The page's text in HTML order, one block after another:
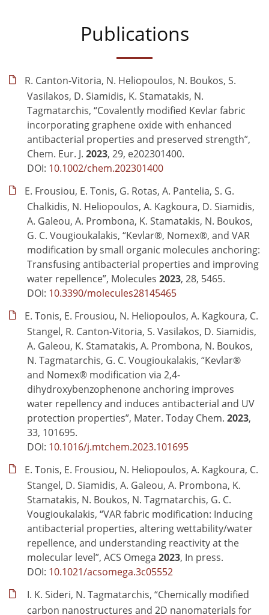
Publications
R. Canton-Vitoria, N. Heliopoulos, N. Boukos, S.
Vasilakos, D. Siamidis, K. Stamatakis, N.
Tagmatarchis, “Covalently modified Kevlar fabric
incorporating graphene oxide with enhanced
antibacterial properties and preserved strength”,
Chem. Eur. J. 2023, 29, e202301400.
DOI: 10.1002/chem.202301400
E. Frousiou, Ε. Tonis, G. Rotas, A. Pantelia, S. G.
Chalkidis, N. Heliopoulos, A. Kagkoura, D. Siamidis,
A. Galeou, A. Prombona, K. Stamatakis, N. Boukos,
G. C. Vougioukalakis, “Kevlar®, Nomex®, and VAR
modification by small organic molecules anchoring:
Transfusing antibacterial properties and improving
water repellence”, Molecules 2023, 28, 5465.
DOI: 10.3390/molecules28145465
E. Tonis, E. Frousiou, N. Heliopoulos, A. Kagkoura, C.
Stangel, R. Canton-Vitoria, S. Vasilakos, D. Siamidis,
A. Galeou, K. Stamatakis, A. Prombona, N. Boukos,
N. Tagmatarchis, G. C. Vougioukalakis, “Kevlar®
and Nomex® modification via 2,4-
dihydroxybenzophenone anchoring improves
water repellency and induces antibacterial and UV
protection properties”, Mater. Today Chem. 2023,
33, 101695.
DOI: 10.1016/j.mtchem.2023.101695
E. Tonis, E. Frousiou, N. Heliopoulos, A. Kagkoura, C.
Stangel, D. Siamidis, A. Galeou, A. Prombona, K.
Stamatakis, N. Boukos, N. Tagmatarchis, G. C.
Vougioukalakis, “VAR fabric modification: Inducing
antibacterial properties, altering wettability/water
repellence, and understanding reactivity at the
molecular level”, ACS Omega 2023, In press.
DOI: 10.1021/acsomega.3c05552
I. K. Sideri, N. Tagmatarchis, “Chemically modified
carbon nanostructures and 2D nanomaterials for